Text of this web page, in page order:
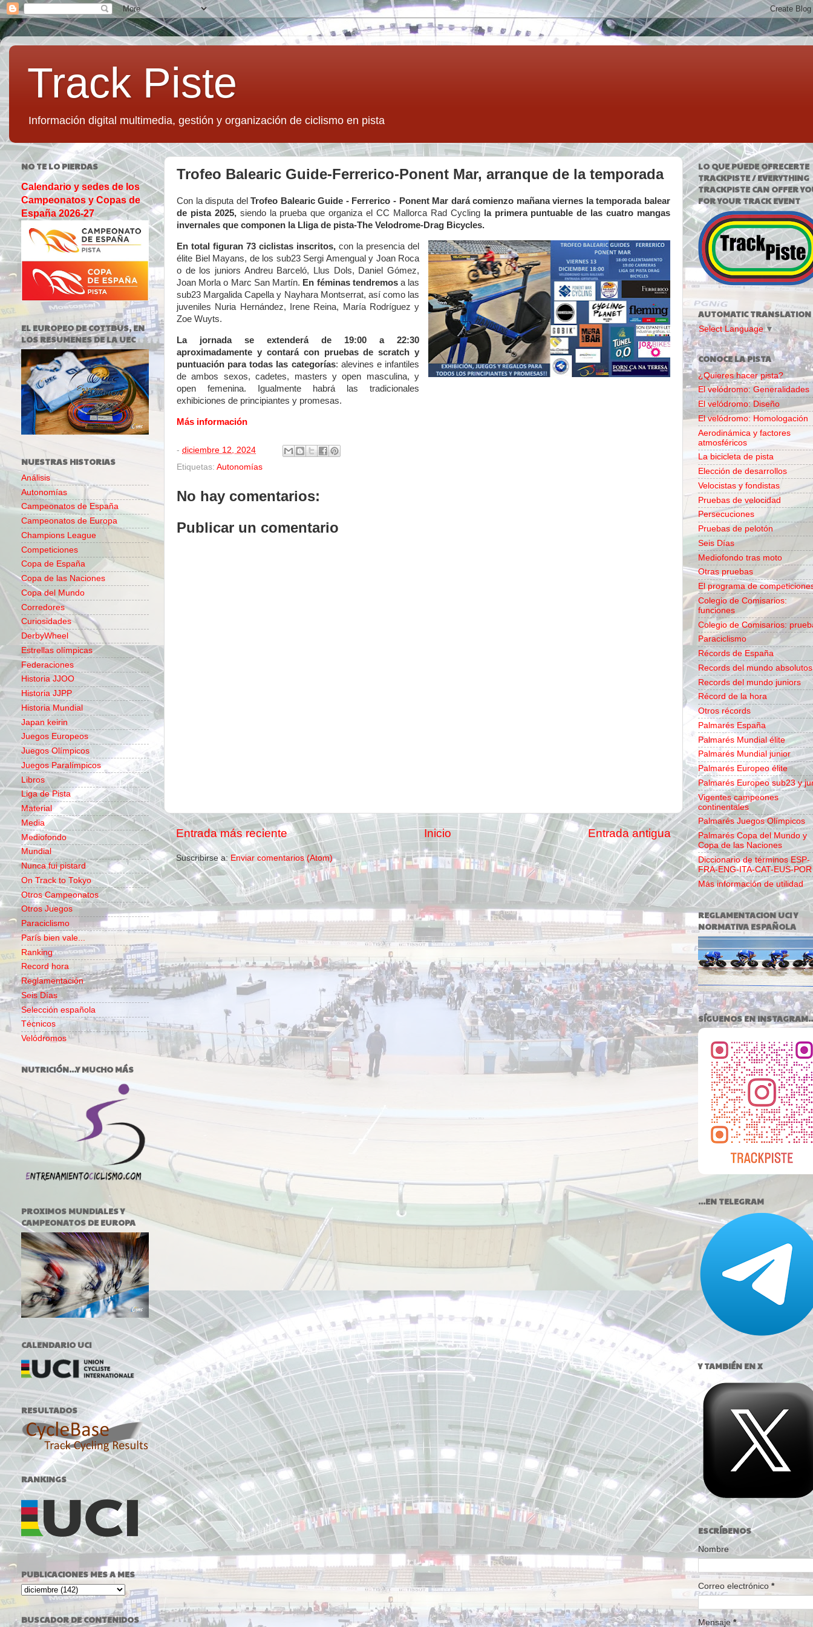
Track Piste
Información digital multimedia, gestión y organización de ciclismo en pista
Trofeo Balearic Guide-Ferrerico-Ponent Mar, arranque de la temporada
Con la disputa delTrofeo Balearic Guide - Ferrerico - Ponent Mar dará comienzo mañana viernes la temporada balear
de pista 2025,siendo la prueba que organiza el CC Mallorca Rad Cycling
la primera puntuable de las cuatro mangas
invernales que componen la Lliga de pista-The Velodrome-Drag Bicycles.
En total figuran 73 ciclistas inscritos,con la presencia del
élite Biel Mayans, de los sub23 Sergi Amengual y Joan Roca
o de los juniors Andreu Barceló, Llus Dols, Daniel Gómez,
Joan Morla o Marc San Martín. En féminas tendremos a las
sub23 Margalida Capella y Nayhara Montserrat, así como las
juveniles Nuria Hernández, Irene Reina, María Rodríguez y
Zoe Wuyts.
La jornada se extenderá de 19:00 a 22:30
aproximadamente y contará con pruebas de scratch y
puntuación para todas las categorías: alevines e infantiles
de ambos sexos, cadetes, masters y open masculina, y
open femenina. Igualmente habrá las tradicionales
exhibiciones de principiantes y promesas.
Más información
- diciembre 12, 2024
Etiquetas: Autonomías
No hay comentarios:
Publicar un comentario
Entrada más reciente Entrada antigua
Inicio
Suscribirse a:Enviar comentarios (Atom)
NO TE LO PIERDAS
Calendario y sedes de los
Campeonatos y Copas de
España 2026-27
EL EUROPEO DE COTTBUS, EN
LOS RESUMENES DE LA UEC
NUESTRAS HISTORIAS
Análisis
Autonomías
Campeonatos de España
Campeonatos de Europa
Champions League
Competiciones
Copa de España
Copa de las Naciones
Copa del Mundo
Corredores
Curiosidades
DerbyWheel
Estrellas olímpicas
Federaciones
Historia JJOO
Historia JJPP
Historia Mundial
Japan keirin
Juegos Europeos
Juegos Olímpicos
Juegos Paralímpicos
Libros
Liga de Pista
Material
Media
Mediofondo
Mundial
Nunca fui pistard
On Track to Tokyo
Otros Campeonatos
Otros Juegos
Paraciclismo
París bien vale...
Ranking
Record hora
Reglamentación
Seis Días
Selección española
Técnicos
Velódromos
NUTRICIÓN...Y MUCHO MÁS
PROXIMOS MUNDIALES Y
CAMPEONATOS DE EUROPA
CALENDARIO UCI
RESULTADOS
RANKINGS
PUBLICACIONES MES A MES
BUSCADOR DE CONTENIDOS
LO QUE PUEDE OFRECERTE
TRACKPISTE / EVERYTHING
TRACKPISTE CAN OFFER
FOR YOUR TRACK EVENT
AUTOMATIC TRANSLATION
Select Language ▼
CONOCE LA PISTA
¿Quieres hacer pista?
El velódromo: Generalidades
El velódromo: Diseño
El velódromo: Homologación
Aerodinámica y factores
atmosféricos
La bicicleta de pista
Elección de desarrollos
Velocistas y fondistas
Pruebas de velocidad
Persecuciones
Pruebas de pelotón
Seis Días
Mediofondo tras moto
Otras pruebas
El programa de
Colegio de Comisarios:
funciones
Colegio de Comisarios:
Paraciclismo
Récords de España
Records del mundo absolutos
Records del mundo juniors
Récord de la hora
Otros récords
Palmarés España
Palmarés Mundial élite
Palmarés Mundial junior
Palmarés Europeo élite
Palmarés Europeo sub23 y
Vigentes campeones
continentales
Palmarés Juegos Olímpicos
Palmarés Copa del Mundo y
Copa de las Naciones
Diccionario de términos ESP-
FRA-ENG-ITA-CAT-EUS-POR
Más información de utilidad
REGLAMENTACION UCI Y
NORMATIVA ESPAÑOLA
SÍGUENOS EN
...EN TELEGRAM
Y TAMBIÉN EN X
ESCRÍBENOS
Nombre
Correo electrónico *
Mensaje*